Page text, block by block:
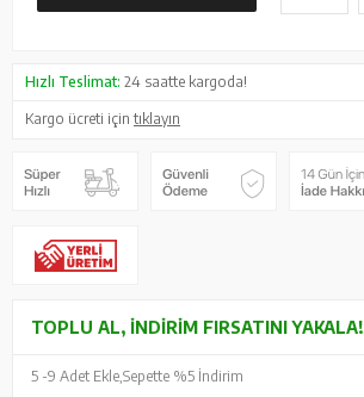
Hızlı Teslimat: 24 saatte kargoda!
Kargo ücreti içintıklayın
TOPLU AL, İNDIRIM FIRSATINI YAKALA!
5 -9 Adet Ekle, Sepette %5 İndirim